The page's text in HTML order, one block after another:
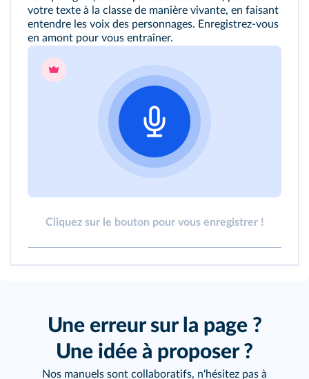
votre texte à la classe de manière vivante, en faisant
entendre les voix des personnages. Enregistrez-vous
en amont pour vous entraîner.
Cliquez sur le bouton pour vous enregistrer !
Une erreur sur la page ?
Une idée à proposer ?
Nos manuels sont collaboratifs, n'hésitez pas à